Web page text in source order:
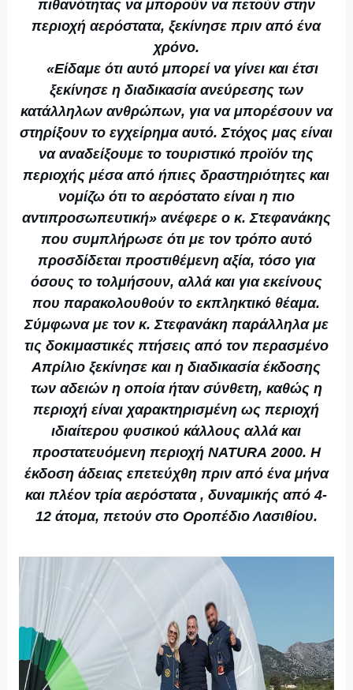
πιθανότητας να μπορούν να πετούν στην
περιοχή αερόστατα, ξεκίνησε πριν από ένα
χρόνο.
«Είδαμε ότι αυτό μπορεί να γίνει και έτσι
ξεκίνησε η διαδικασία ανεύρεσης των
κατάλληλων ανθρώπων, για να μπορέσουν να
στηρίξουν το εγχείρημα αυτό. Στόχος μας είναι
να αναδείξουμε το τουριστικό προϊόν της
περιοχής μέσα από ήπιες δραστηριότητες και
νομίζω ότι το αερόστατο είναι η πιο
αντιπροσωπευτική» ανέφερε ο κ. Στεφανάκης
που συμπλήρωσε ότι με τον τρόπο αυτό
προσδίδεται προστιθέμενη αξία, τόσο για
όσους το τολμήσουν, αλλά και για εκείνους
που παρακολουθούν το εκπληκτικό θέαμα.
Σύμφωνα με τον κ. Στεφανάκη παράλληλα με
τις δοκιμαστικές πτήσεις από τον περασμένο
Απρίλιο ξεκίνησε και η διαδικασία έκδοσης
των αδειών η οποία ήταν σύνθετη, καθώς η
περιοχή είναι χαρακτηρισμένη ως περιοχή
ιδιαίτερου φυσικού κάλλους αλλά και
προστατευόμενη περιοχή NATURA 2000. Η
έκδοση άδειας επετεύχθη πριν από ένα μήνα
και πλέον τρία αερόστατα , δυναμικής από 4-
12 άτομα, πετούν στο Οροπέδιο Λασιθίου.